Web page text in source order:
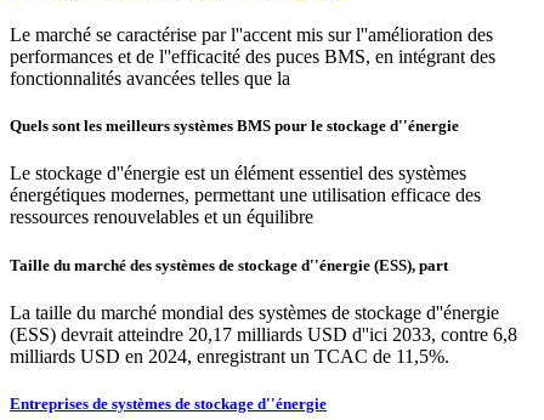
Le marché se caractérise par l''accent mis sur l''amélioration des
performances et de l''efficacité des puces BMS, en intégrant des
fonctionnalités avancées telles que la
Quels sont les meilleurs systèmes BMS pour le stockage d''énergie
Le stockage d''énergie est un élément essentiel des systèmes
énergétiques modernes, permettant une utilisation efficace des
ressources renouvelables et un équilibre
Taille du marché des systèmes de stockage d''énergie (ESS), part
La taille du marché mondial des systèmes de stockage d''énergie
(ESS) devrait atteindre 20,17 milliards USD d''ici 2033, contre 6,8
milliards USD en 2024, enregistrant un TCAC de 11,5%.
Entreprises de systèmes de stockage d''énergie